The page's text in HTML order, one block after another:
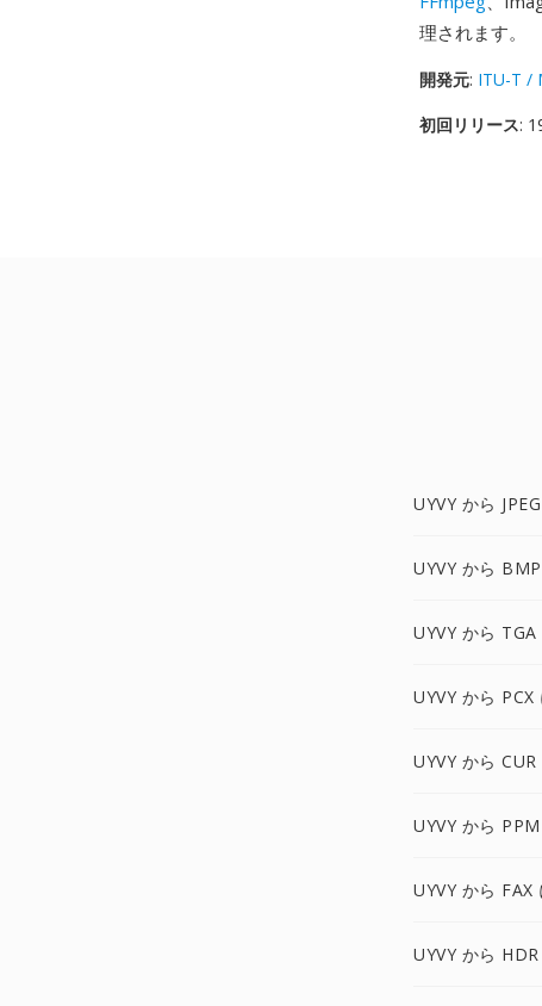
理されます。
開発元: ITU-T /
初回リリース:
UYVY から
UYVY から
UYVY から TGA
UYVY から PCX
UYVY から CUR
UYVY から
UYVY から FAX
UYVY から